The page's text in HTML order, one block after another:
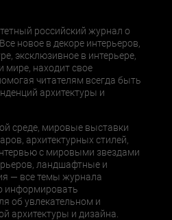
российский журнал о
новое в декоре интерьеров,
эксклюзивное в интерьере,
мире, находит свое
читателям всегда быть
архитектуры и
среде, мировые выставки
архитектурных стилей,
с мировыми звездами
ландшафтные и
— все темы журнала
информировать
об увлекательном и
архитектуры и дизайна.